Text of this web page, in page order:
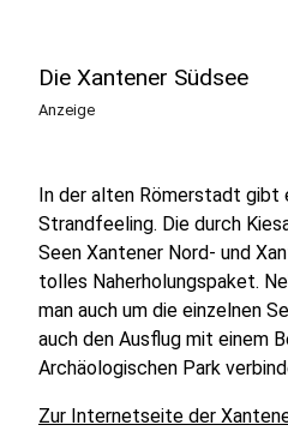
Die Xantener Südsee
Anzeige
In der alten Römerstadt gibt
Strandfeeling. Die durch
Seen Xantener Nord- und
tolles Naherholungspaket.
man auch um die einzelnen
auch den Ausflug mit einem
Archäologischen Park
Zur Internetseite der